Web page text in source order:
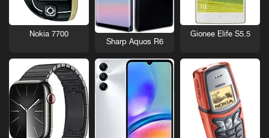
Gionee Elife S5.5
Sharp Aquos R6
Nokia 7700